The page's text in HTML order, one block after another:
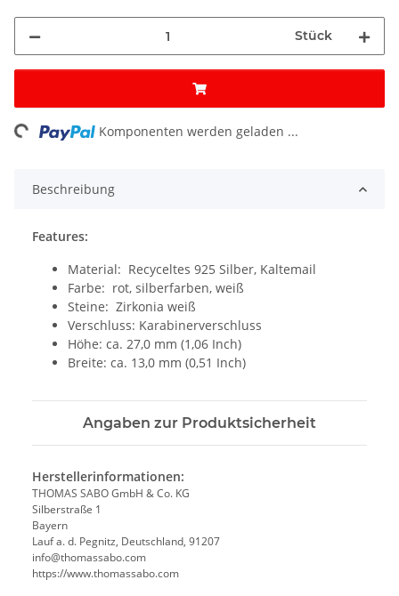
Stück
Komponenten werden geladen ...
Beschreibung
Features:
Material: Recyceltes 925 Silber, Kaltemail
Farbe: rot, silberfarben, weiß
Steine: Zirkonia weiß
Verschluss: Karabinerverschluss
Höhe: ca. 27,0 mm (1,06 Inch)
Breite: ca. 13,0 mm (0,51 Inch)
Angaben zur Produktsicherheit
Herstellerinformationen:
THOMAS SABO GmbH & Co. KG
Silberstraße 1
Bayern
Lauf a. d. Pegnitz, Deutschland, 91207
info@thomassabo.com
https://www.thomassabo.com